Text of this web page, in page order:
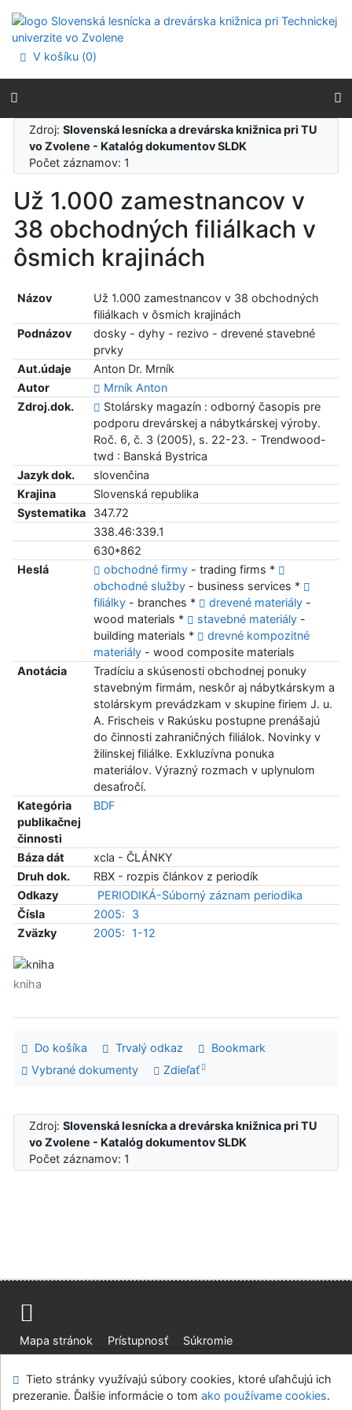
Prejsť na menu
Prehlásenie o webovej prístupnosti
V košíku (0)
Zdroj:Slovenská lesnícka a drevárska knižnica pri TU
vo Zvolene - Katalóg dokumentov SLDK
Počet záznamov: 1
Už 1.000 zamestnancov v
38 obchodných filiálkach v
ôsmich krajinách
Názov
Už 1.000 zamestnancov v 38 obchodných
filiálkach v ôsmich krajinách
Podnázov
dosky - dyhy - rezivo - drevené stavebné
prvky
Aut.údaje
Anton Dr. Mrník
Autor
Mrník Anton
Zdroj.dok.
Stolársky magazín : odborný časopis pre
podporu drevárskej a nábytkárskej výroby.
Roč. 6, č. 3 (2005), s. 22-23. - Trendwood-
twd : Banská Bystrica
Jazyk dok.
slovenčina
Krajina
Slovenská republika
Systematika
347.72
338.46:339.1
630*862
Heslá
obchodné firmy- trading firms *
obchodné služby- business services *
filiálky- branches * drevené materiály-
wood materials *
stavebné materiály-
building materials *
drevné kompozitné
materiály- wood composite materials
Anotácia
Tradíciu a skúsenosti obchodnej ponuky
stavebným firmám, neskôr aj nábytkárskym a
stolárskym prevádzkam v skupine firiem J. u.
A. Frischeis v Rakúsku postupne prenášajú
do činnosti zahraničných filiálok. Novinky v
žilinskej filiálke. Exkluzívna ponuka
materiálov. Výrazný rozmach v uplynulom
desaťročí.
Kategória
publikačnej
činnosti
BDF
Báza dát
xcla - ČLÁNKY
Druh dok.
RBX - rozpis článkov z periodík
Odkazy
PERIODIKÁ-Súborný záznam periodika
Čísla
2005:
3
Zväzky
2005: 1-12
kniha
Do košíka Trvalý odkaz
Bookmark
Vybrané dokumenty
Zdieľať
Zdroj:Slovenská lesnícka a drevárska knižnica pri TU
vo Zvolene - Katalóg dokumentov SLDK
Počet záznamov: 1
Mapa stránok Prístupnosť
Súkromie
Slovenská lesnícka a drevárska knižnica pri Technickej
Tieto stránky využívajú súbory cookies, ktoré uľahčujú ich
prezeranie. Ďalšie informácie o tom ako používame cookies.